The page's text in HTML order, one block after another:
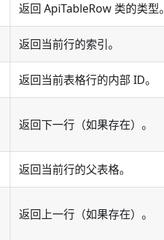
返回 ApiTableRow 类的类型。
返回当前行的索引。
返回当前表格行的内部 ID。
返回下一行（如果存在）。
返回当前行的父表格。
返回上一行（如果存在）。